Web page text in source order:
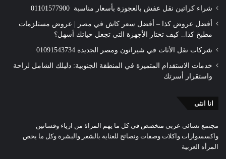
شراء كراتين نقل عفش بالعجوزة بأسعار مناسبة 01101577900
أفضل عروض كذا – أفضل سعر كاش في مصر | عروض مستلزمات
مطبخ كذا.. كيف تختار الأجهزة التي تجعل حياتك أسهل؟
شركات نقل الأثاث في شيراتون ومصر الجديدة 01091543734
خدمات الاستقدام المتميزة في المنطقة الجنوبية: دليلك الشامل لراحة
واستقرار أسرتك
انا انثى
مجتمع نسائى عربى متخصص فى كل ما يهم المراة من ازياء وفساتين
واكسسوارات واكلات وصفات ونصائح للعناية بالشعر والبشرة وكل ما يخص
المرأه العربية